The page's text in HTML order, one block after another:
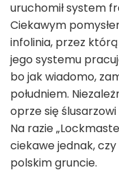
uruchomił system
Ciekawym
infolinia, przez
jego systemu
bo jak wiadomo,
południem.
oprze się ślusarzowi
Na razie
ciekawe jednak,
polskim gruncie.